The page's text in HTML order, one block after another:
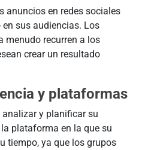
anuncios en redes sociales
sus audiencias. Los
menudo recurren a los
crear un resultado
y plataformas
y planificar su
plataforma en la que su
tiempo, ya que los grupos